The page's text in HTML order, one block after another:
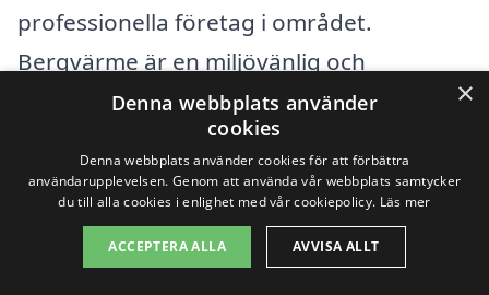
professionella företag i området.
Bergvärme är en miljövänlig och
kostnadseffektiv lösning för uppvärmning
av ditt hem. Genom att använda en
plattform som xn--bergvrme-kostnad-
znb.se kan du göra din sökning mer
effektiv och snabb.
×
Denna webbplats använder
cookies
Denna webbplats använder cookies för att förbättra
användarupplevelsen. Genom att använda vår webbplats samtycker
du till alla cookies i enlighet med vår cookiepolicy. Läs mer
ACCEPTERA ALLA AVVISA ALLT